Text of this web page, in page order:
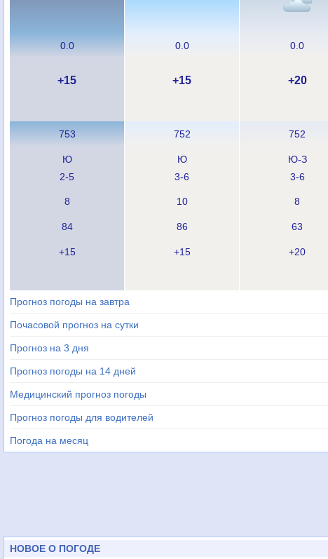
0.0 0.0 0.0
+15 +15 +20
753 752 752
Ю
2-5
Ю
3-6
Ю-З
3-6
8 10 8
84 86 63
+15 +15 +20
Прогноз погоды на завтра
Почасовой прогноз на сутки
Прогноз на 3 дня
Прогноз погоды на 14 дней
Медицинский прогноз погоды
Прогноз погоды для водителей
Погода на месяц
НОВОЕ О ПОГОДЕ